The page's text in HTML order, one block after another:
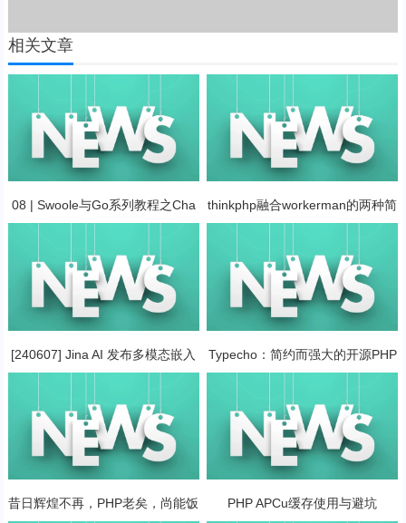
相关文章
08 | Swoole与Go系列教程之Cha
nnel通道的应用
thinkphp融合workerman的两种简
单方式，直接在workerman里面
[240607] Jina AI 发布多模态嵌入
模型 | PHP 曝新漏洞 | TypeScript
Typecho：简约而强大的开源PHP
博客平台
昔日辉煌不再，PHP老矣，尚能饭
PHP APCu缓存使用与避坑